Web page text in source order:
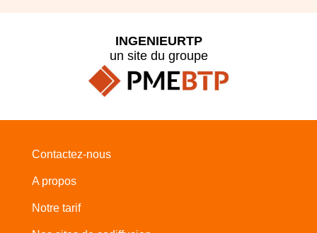
INGENIEURTP
un site du groupe
Contactez-nous
A propos
Notre tarif